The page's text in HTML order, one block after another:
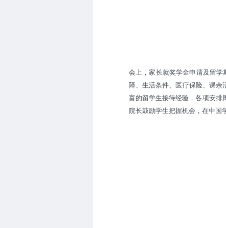
会上，家长就奖学金申请及留
障、生活条件、医疗保险、课
富的留学生接待经验，各项安排
院长鼓励学生把握机会，在中国